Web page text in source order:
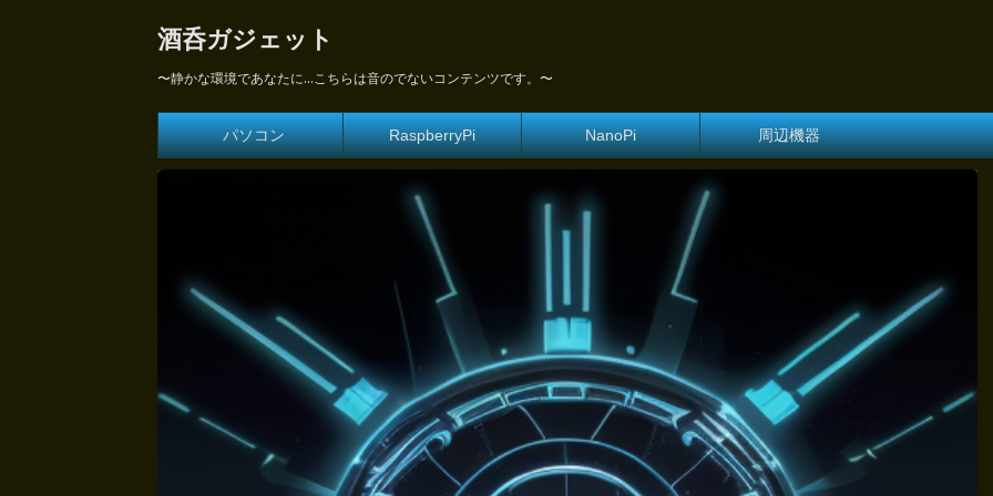
酒呑ガジェット
〜静かな環境であなたに...こちらは音のでないコンテンツです。〜
パソコン RaspberryPi NanoPi 周辺機器